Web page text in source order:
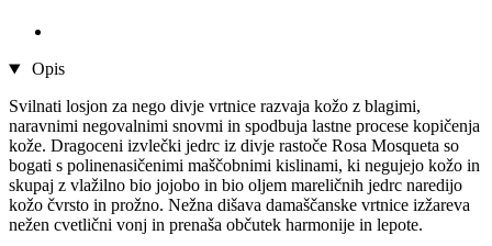
Opis
Svilnati losjon za nego divje vrtnice razvaja kožo z blagimi,
naravnimi negovalnimi snovmi in spodbuja lastne procese kopičenja
kože. Dragoceni izvlečki jedrc iz divje rastoče Rosa Mosqueta so
bogati s polinenasičenimi maščobnimi kislinami, ki negujejo kožo in
skupaj z vlažilno bio jojobo in bio oljem mareličnih jedrc naredijo
kožo čvrsto in prožno. Nežna dišava damaščanske vrtnice izžareva
nežen cvetlični vonj in prenaša občutek harmonije in lepote.